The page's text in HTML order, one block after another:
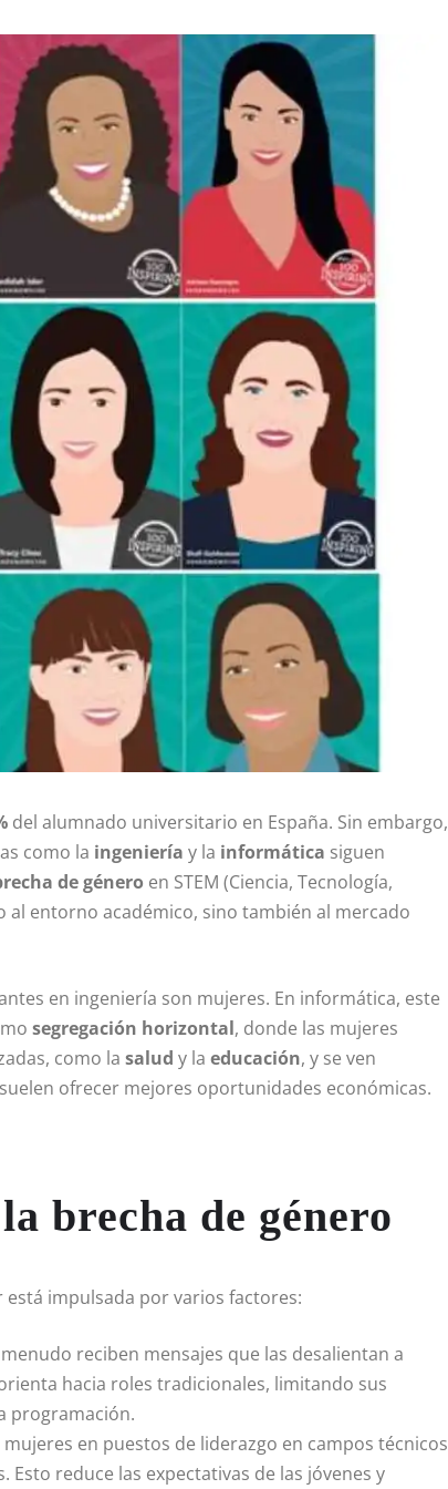
del alumnado universitario en España. Sin embargo,
como la ingeniería y la informática siguen
de género en STEM (Ciencia, Tecnología,
al entorno académico, sino también al mercado
en ingeniería son mujeres. En informática, este
segregación horizontal, donde las mujeres
como la salud y la educación, y se ven
ofrecer mejores oportunidades económicas.
brecha de género
impulsada por varios factores:
reciben mensajes que las desalientan a
hacia roles tradicionales, limitando sus
programación.
mujeres en puestos de liderazgo en campos técnicos
reduce las expectativas de las jóvenes y